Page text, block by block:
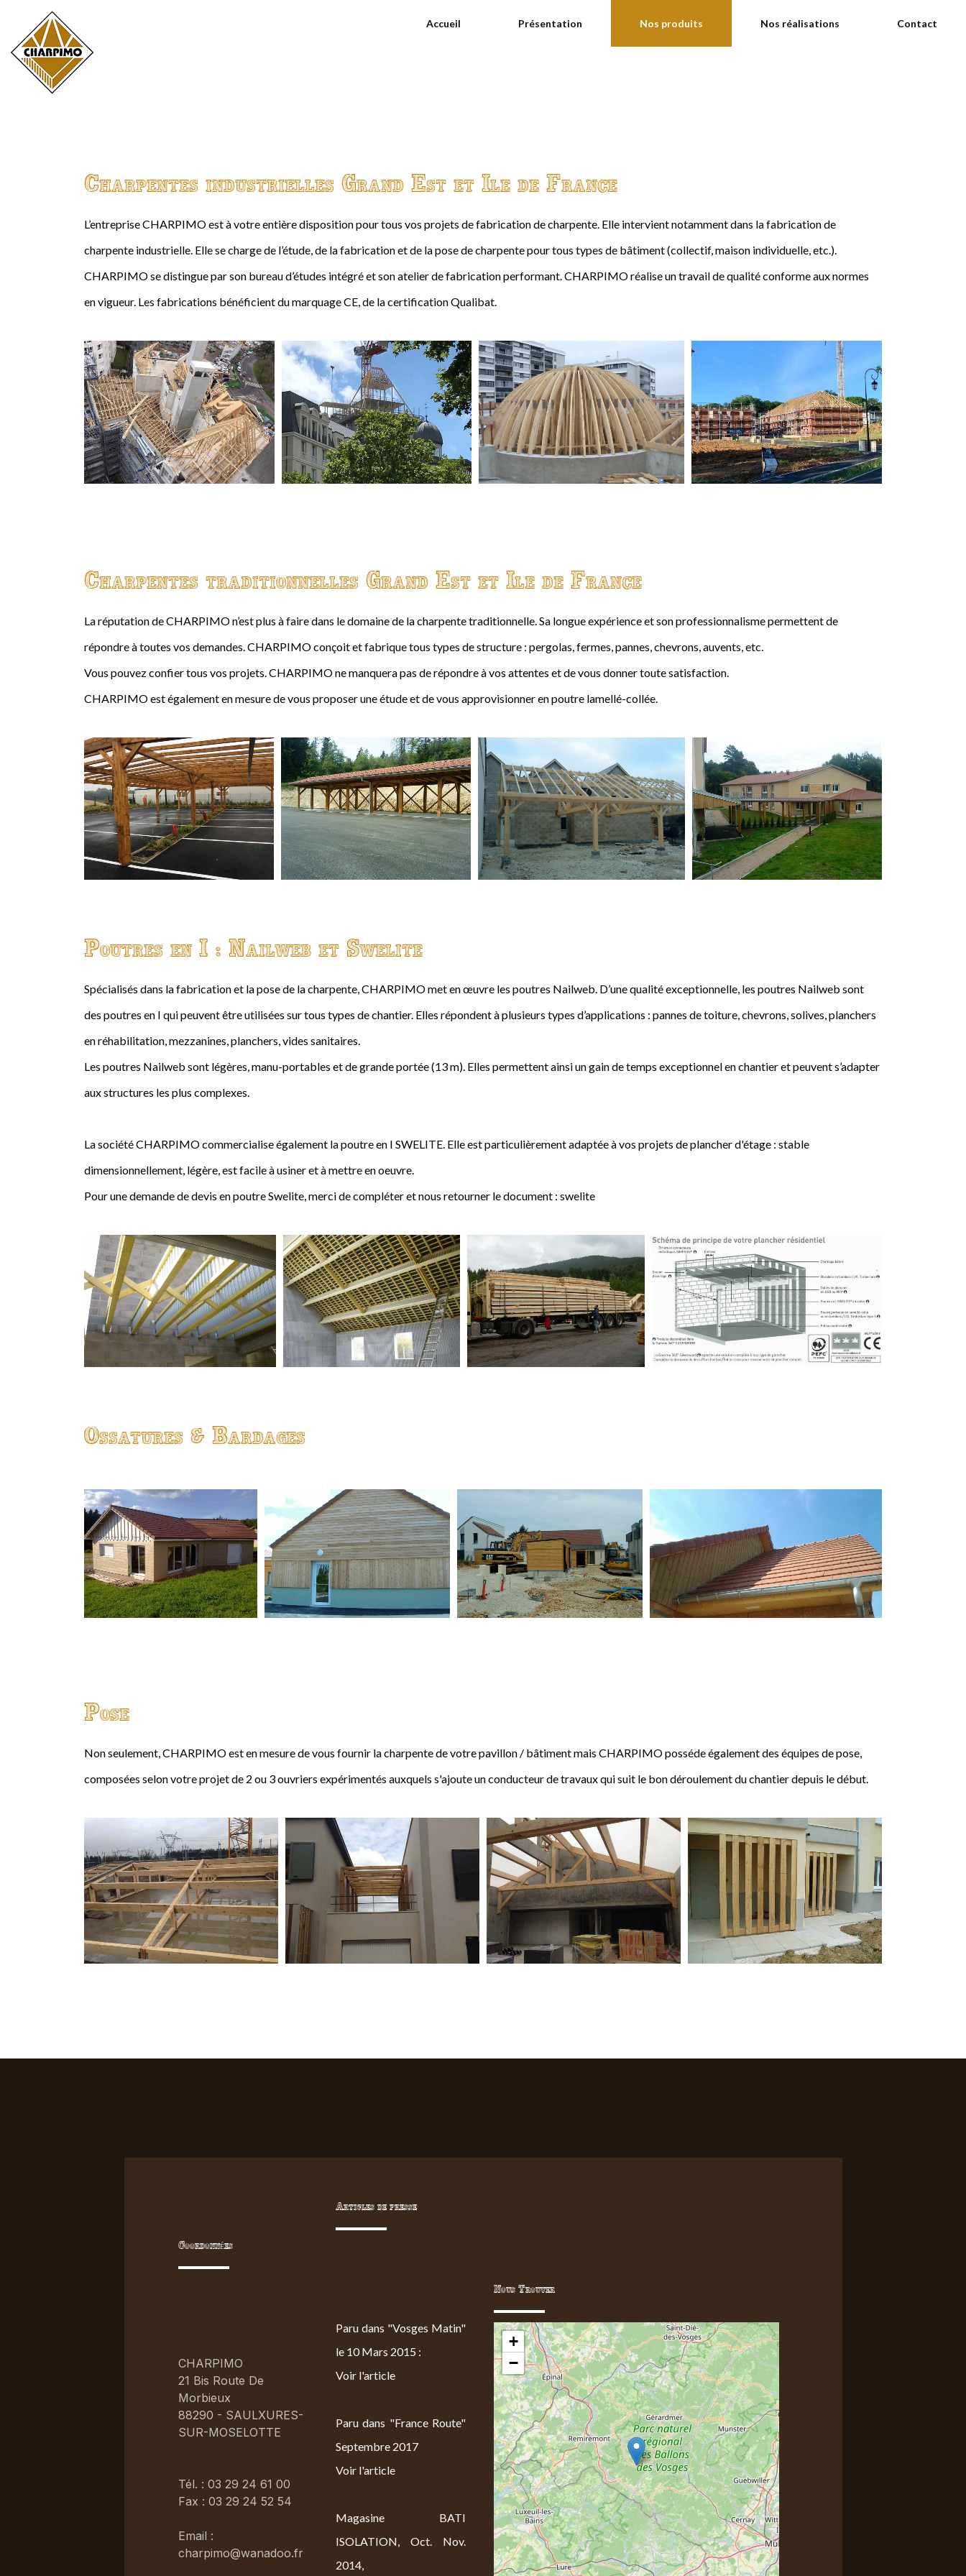
Accueil Présentation Nos produits Nos réalisations Contact
Charpentes industrielles Grand Est et Ile de France
L’entreprise CHARPIMO est à votre entière disposition pour tous vos projets de fabrication de charpente. Elle intervient notamment dans la fabrication de
charpente industrielle. Elle se charge de l’étude, de la fabrication et de la pose de charpente pour tous types de bâtiment (collectif, maison individuelle, etc.).
CHARPIMO se distingue par son bureau d’études intégré et son atelier de fabrication performant. CHARPIMO réalise un travail de qualité conforme aux normes
en vigueur. Les fabrications bénéficient du marquage CE, de la certification Qualibat.
Charpentes traditionnelles Grand Est et Ile de France
La réputation de CHARPIMO n’est plus à faire dans le domaine de la charpente traditionnelle. Sa longue expérience et son professionnalisme permettent de
répondre à toutes vos demandes. CHARPIMO conçoit et fabrique tous types de structure : pergolas, fermes, pannes, chevrons, auvents, etc.
Vous pouvez confier tous vos projets. CHARPIMO ne manquera pas de répondre à vos attentes et de vous donner toute satisfaction.
CHARPIMO est également en mesure de vous proposer une étude et de vous approvisionner en poutre lamellé-collée.
Poutres en I : Nailweb et Swelite
Spécialisés dans la fabrication et la pose de la charpente, CHARPIMO met en œuvre les poutres Nailweb. D’une qualité exceptionnelle, les poutres Nailweb sont
des poutres en I qui peuvent être utilisées sur tous types de chantier. Elles répondent à plusieurs types d’applications : pannes de toiture, chevrons, solives, planchers
en réhabilitation, mezzanines, planchers, vides sanitaires.
Les poutres Nailweb sont légères, manu-portables et de grande portée (13 m). Elles permettent ainsi un gain de temps exceptionnel en chantier et peuvent s’adapter
aux structures les plus complexes.
La société CHARPIMO commercialise également la poutre en I SWELITE. Elle est particulièrement adaptée à vos projets de plancher d'étage : stable
dimensionnellement, légère, est facile à usiner et à mettre en oeuvre.
Pour une demande de devis en poutre Swelite, merci de compléter et nous retourner le document : swelite
Ossatures & Bardages
Pose
Non seulement, CHARPIMO est en mesure de vous fournir la charpente de votre pavillon / bâtiment mais CHARPIMO posséde également des équipes de pose,
composées selon votre projet de 2 ou 3 ouvriers expérimentés auxquels s'ajoute un conducteur de travaux qui suit le bon déroulement du chantier depuis le début.
Coordonnées
CHARPIMO
21 Bis Route De
Morbieux
88290 - SAULXURES-
SUR-MOSELOTTE
Tél. : 03 29 24 61 00
Fax : 03 29 24 52 54
Email :
charpimo@wanadoo.fr
Articles de presse
Paru dans "Vosges Matin"
le 10 Mars 2015 :
Voir l'article
Paru dans "France Route"
Septembre 2017
Voir l'article
Magasine BATI
ISOLATION, Oct. Nov.
2014,
Nous Trouver
+
−